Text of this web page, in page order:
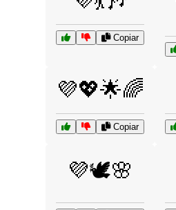
Copiar
💜💖🌟🌈
Copiar
💜🕊️🌸